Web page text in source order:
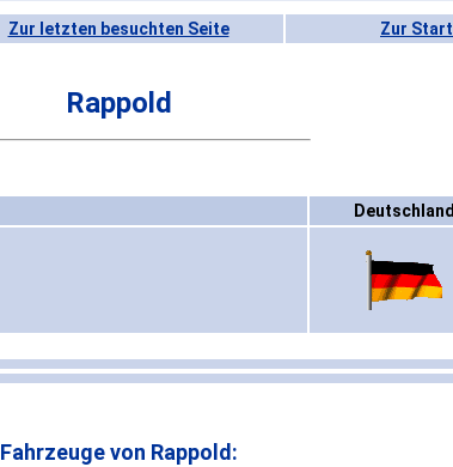
Zur letzten besuchten Seite Zur
Rappold
Deutschland
Fahrzeuge von Rappold: